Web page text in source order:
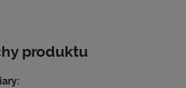
produktu